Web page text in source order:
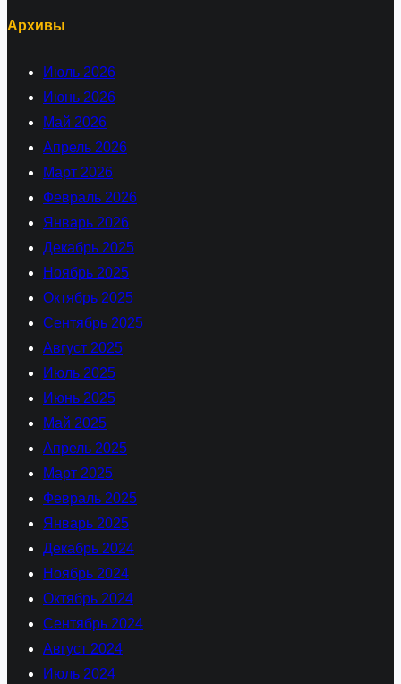
Архивы
Июль 2026
Июнь 2026
Май 2026
Апрель 2026
Март 2026
Февраль 2026
Январь 2026
Декабрь 2025
Ноябрь 2025
Октябрь 2025
Сентябрь 2025
Август 2025
Июль 2025
Июнь 2025
Май 2025
Апрель 2025
Март 2025
Февраль 2025
Январь 2025
Декабрь 2024
Ноябрь 2024
Октябрь 2024
Сентябрь 2024
Август 2024
Июль 2024